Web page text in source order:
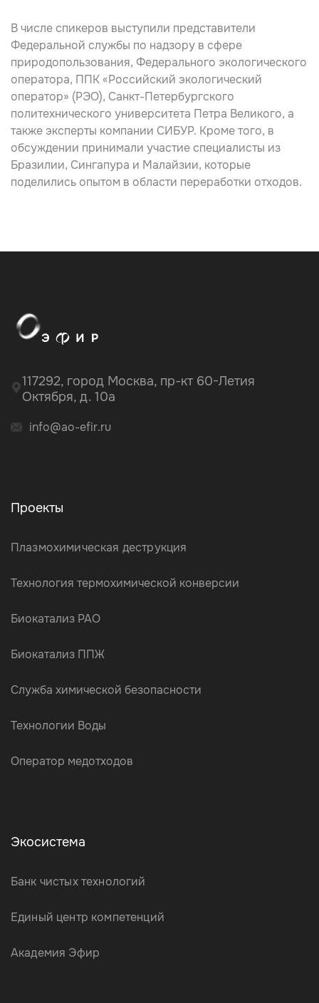
В числе спикеров выступили представители
Федеральной службы по надзору в сфере
природопользования, Федерального экологического
оператора, ППК «Российский экологический
оператор» (РЭО), Санкт-Петербургского
политехнического университета Петра Великого, а
также эксперты компании СИБУР. Кроме того, в
обсуждении принимали участие специалисты из
Бразилии, Сингапура и Малайзии, которые
поделились опытом в области переработки отходов.
117292, город Москва, пр-кт 60-Летия
Октября, д. 10а
info@ao-efir.ru
Проекты
Плазмохимическая деструкция
Технология термохимической конверсии
Биокатализ РАО
Биокатализ ППЖ
Служба химической безопасности
Технологии Воды
Оператор медотходов
Экосистема
Банк чистых технологий
Единый центр компетенций
Академия Эфир